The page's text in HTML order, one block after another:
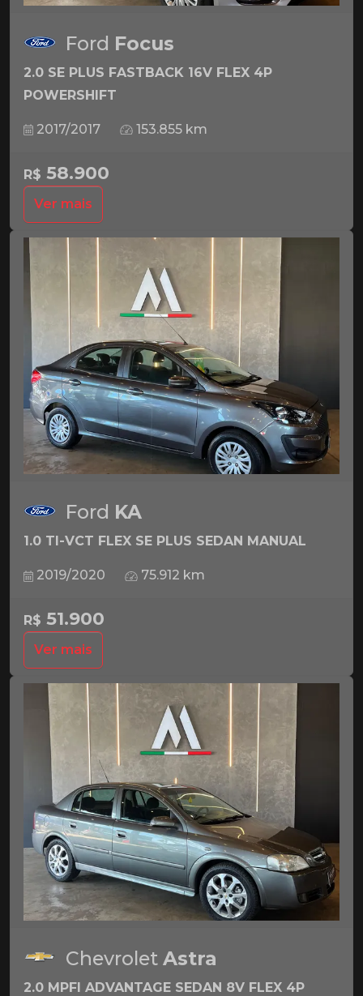
Ford Focus
2.0 SE PLUS FASTBACK 16V FLEX 4P
POWERSHIFT
2017/2017 153.855 km
R$ 58.900
Ver mais
Ford KA
1.0 TI-VCT FLEX SE PLUS SEDAN MANUAL
2019/2020 75.912 km
R$ 51.900
Ver mais
Chevrolet Astra
2.0 MPFI ADVANTAGE SEDAN 8V FLEX 4P